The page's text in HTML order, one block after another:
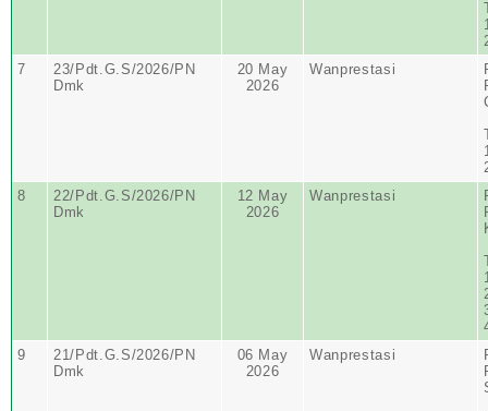
7
23/Pdt.G.S/2026/PN
Dmk
20 May
2026
Wanprestasi
8
22/Pdt.G.S/2026/PN
Dmk
12 May
2026
Wanprestasi
9
21/Pdt.G.S/2026/PN
Dmk
06 May
2026
Wanprestasi